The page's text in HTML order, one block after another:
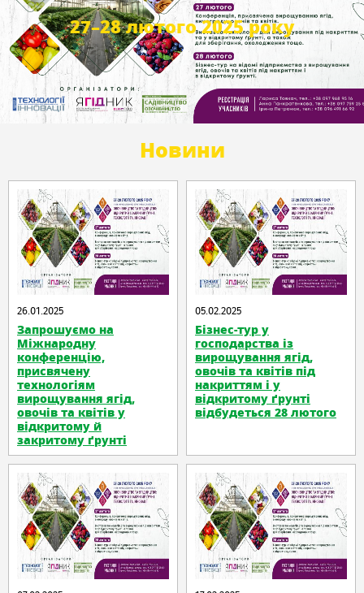
27–28 лютого 2025 року
Новини
26.01.2025
Запрошуємо на
Міжнародну
конференцію,
присвячену
технологіям
вирощування ягід,
овочів та квітів у
відкритому й
закритому ґрунті
05.02.2025
Бізнес-тур у
господарства із
вирощування ягід,
овочів та квітів під
накриттям і у
відкритому ґрунті
відбудеться 28 лютого